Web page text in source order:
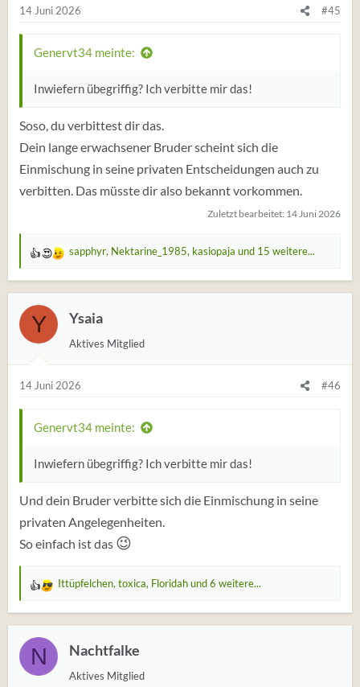
e
n
14 Juni 2026 #45
Genervt34 meinte:
Inwiefern übegriffig? Ich verbitte mir das!
Soso, du verbittest dir das.
Dein lange erwachsener Bruder scheint sich die
Einmischung in seine privaten Entscheidungen auch zu
verbitten. Das müsste dir also bekannt vorkommen.
Zuletzt bearbeitet: 14 Juni 2026
W
r
t
n
e
n
sapphyr, Nektarine_1985, kasiopaja und 15 weitere...
Y Ysaia
Aktives Mitglied
14 Juni 2026 #46
Genervt34 meinte:
Inwiefern übegriffig? Ich verbitte mir das!
Und dein Bruder verbitte sich die Einmischung in seine
privaten Angelegenheiten.
So einfach ist das 😉
W
r
t
u
n
Ittüpfelchen, toxica, Floridahund 6 weitere...
N Nachtfalke
Aktives Mitglied